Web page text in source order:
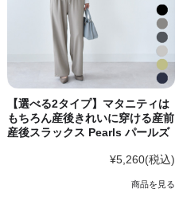
【選べる2タイプ】マタニティは
もちろん産後きれいに穿ける産前
産後スラックス Pearls パールズ
¥5,260(税込)
商品を見る